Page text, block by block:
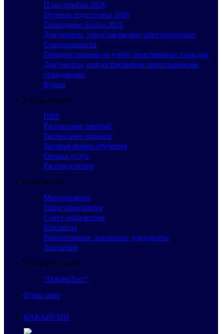
План приёма 2026
Целевая подготовка 2026
Проходные баллы 2025
Документы, представляемые абитуриентами
Специальности
Порядок приема на учебу иностранных граждан
Документы, предоставляемые иностранными
гражданами
Курсы
Обучающимся
ПВР
Расписание занятий
Расписание звонков
Заочная форма обучения
Оплата услуг
Распределение
Общежитие
Мероприятия
Наше общежитие
Совет общежития
Контакты
Нормативные локальные документы
Заселение
Профориентация
“ПрофиТест”
Одно окно
ВАКАНСИИ